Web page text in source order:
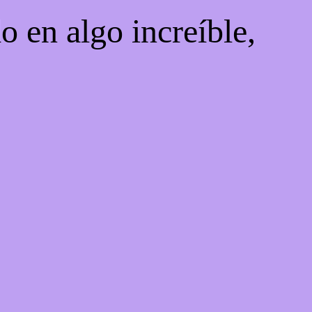
en algo increíble,